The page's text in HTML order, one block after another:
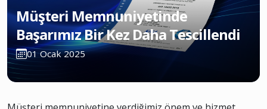
Müşteri Memnuniyetinde
Başarımız Bir Kez Daha Tescillendi
01 Ocak 2025